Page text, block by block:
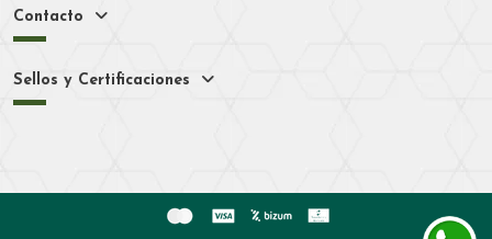
Contacto
Sellos y Certificaciones